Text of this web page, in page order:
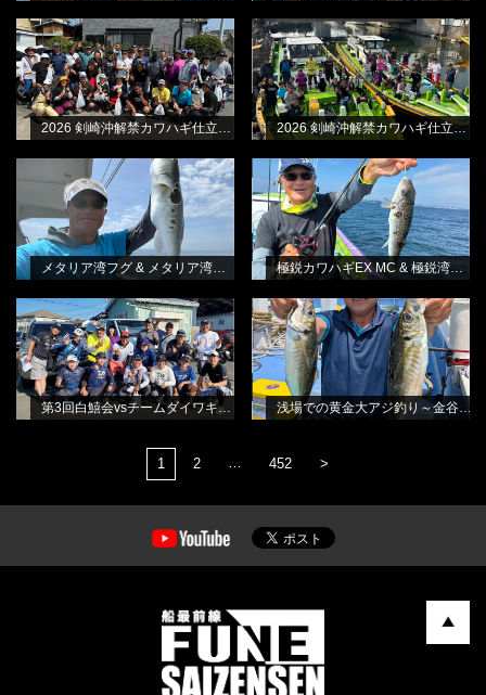
2026 剣崎沖解禁カワハギ仕立て・B
船
林良一
BLOG
2026 剣崎沖解禁カワハギ仕立て・B船
2026 剣崎沖解禁カワハギ仕立て・A
船
林良一
BLOG
2026 剣崎沖解禁カワハギ仕立て・A船
メタリア湾フグ & メタリア湾フグ-S
メタリア湾フグ & メタリア湾フグ-S
極鋭カワハギEX MC & 極鋭湾フグ
EX
林良一
BLOG
極鋭カワハギEX MC & 極鋭湾フグ EX
第3回白鱚会vsチームダイワキス釣り
懇親会
林良一
BLOG
第3回白鱚会vsチームダイワキス釣り懇親会
浅場での黄金大アジ釣り～金谷・光
進丸さんから
田渕雅生
BLOG
1 2 … 452 >